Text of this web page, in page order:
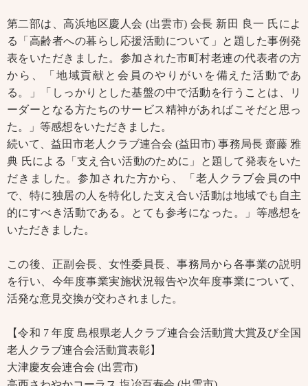
第二部は、高浜地区慶人会 (出雲市) 会長 新田 良一 氏によ
る「高齢者への暮らし応援活動について」と題した事例発
表をいただきました。参加された市町村老連の代表者の方
から、「地域貢献と会員のやりがいを備えた活動であ
る。」「しっかりとした基盤の中で活動を行うことは、リ
ーダーとなる方たちのサービス精神があればこそだと思っ
た。」等感想をいただきました。
続いて、益田市老人クラブ連合会 (益田市) 事務局長 齋藤 雅
典 氏による「支え合い活動のために」と題して発表をいた
だきました。参加された方から、「老人クラブ会員の中
で、特に独居の人を特化した支え合い活動は地域でも自主
的にすべき活動である。とても参考になった。」等感想を
いただきました。
この後、正副会長、女性委員長、事務局から各事業の説明
を行い、今年度事業実施状況報告や次年度事業について、
活発な意見交換が交わされました。
【令和 7 年度 島根県老人クラブ連合会活動賞大賞及び全国
老人クラブ連合会活動賞表彰】
大津慶友会連合会 (出雲市)